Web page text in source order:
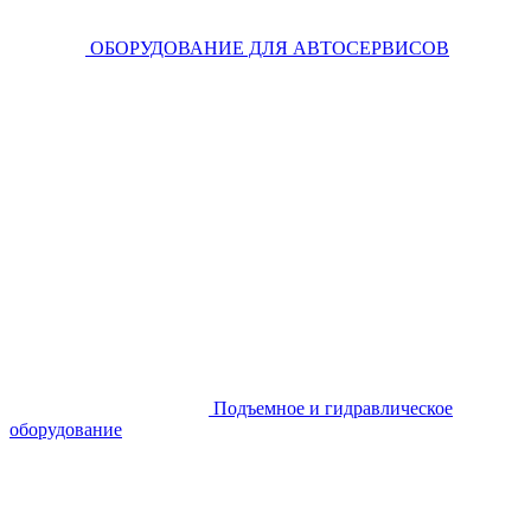
ОБОРУДОВАНИЕ ДЛЯ АВТОСЕРВИСОВ
Подъемное и гидравлическое
оборудование